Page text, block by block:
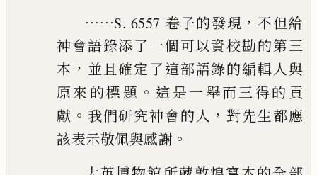
……S. 6557 卷子的發現 ， 不但給
神會語錄添了一個可以資校勘的第三
本 ， 並且確定了這部語錄的編輯人與
原來的標題 。 這是一舉而三得的貢
獻 。 我們研究神會的人 ，對先生都應
該表示敬佩與感謝 。